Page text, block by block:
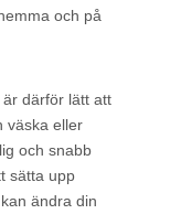
och på
därför lätt att
väska eller
och snabb
sätta upp
ändra din